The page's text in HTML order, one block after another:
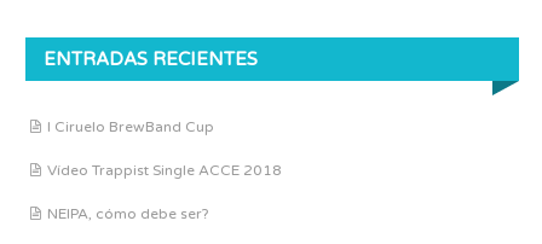
ENTRADAS RECIENTES
I Ciruelo BrewBand Cup
Vídeo Trappist Single ACCE 2018
NEIPA, cómo debe ser?